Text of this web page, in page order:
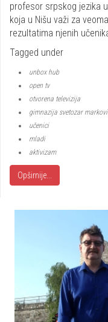
profesor srpskog jezika u
koja u Nišu važi za
rezultatima njenih
Tagged under
unbox hub
open tv
otvorena televizija
gimnazija svetozar
učenici
mladi
aktivizam
Opširnije...